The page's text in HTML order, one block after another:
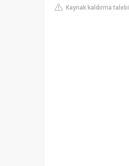
Kaynak kaldırma talebi